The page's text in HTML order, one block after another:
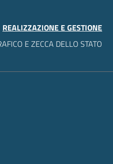
REALIZZAZIONE E GESTIONE
E ZECCA DELLO STATO